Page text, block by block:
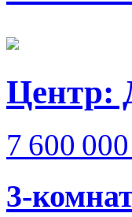
Центр:
7 600
3-